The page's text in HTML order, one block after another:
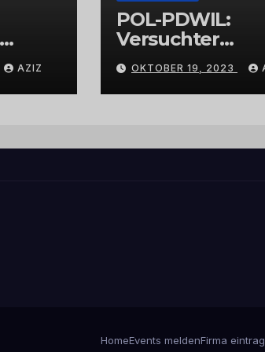
AZIZ
POL-PDWIL:
Versuchter
Einbruch im
Gewerbegebiet
Wittlich
OKTOBER 19, 2023
HomeEvents meldenFirma